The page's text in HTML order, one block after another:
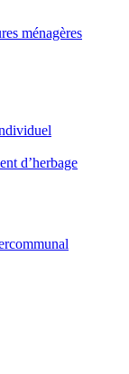
ménagères
d’herbage